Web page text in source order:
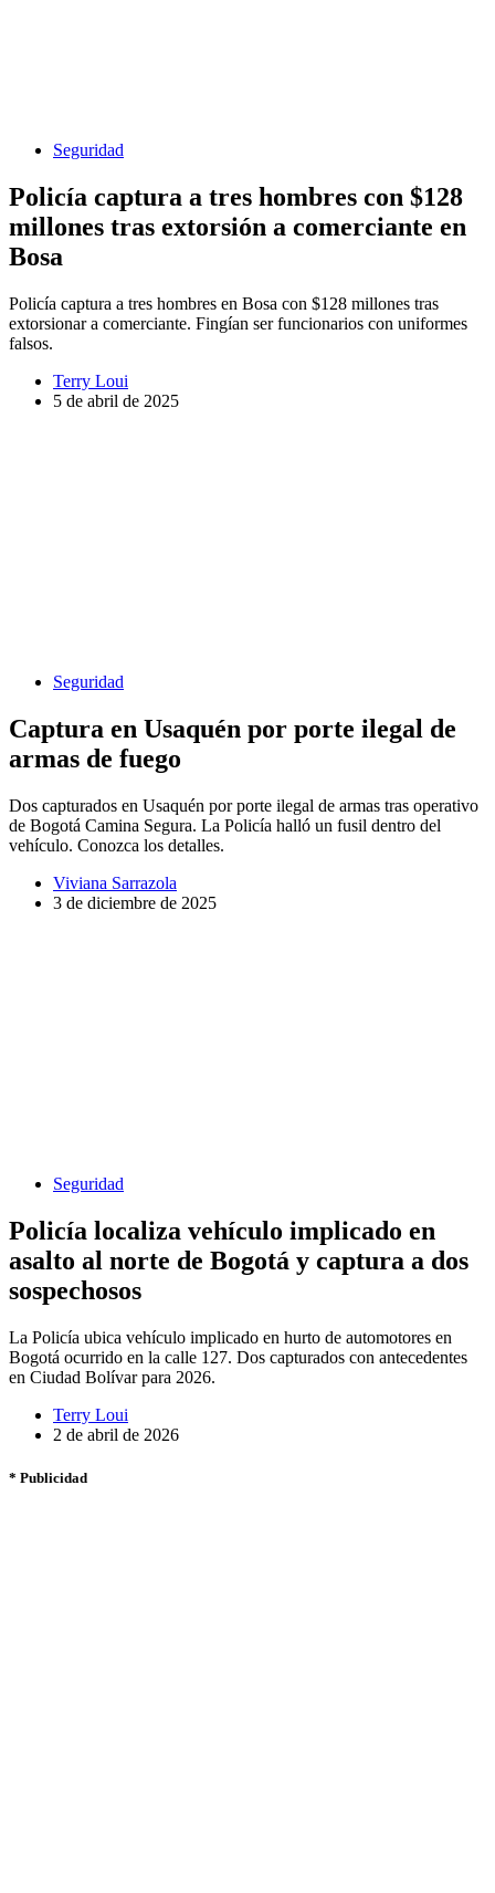
Seguridad
Policía captura a tres hombres con $128
millones tras extorsión a comerciante en
Bosa
Policía captura a tres hombres en Bosa con $128 millones tras
extorsionar a comerciante. Fingían ser funcionarios con uniformes
falsos.
Terry Loui
5 de abril de 2025
Seguridad
Captura en Usaquén por porte ilegal de
armas de fuego
Dos capturados en Usaquén por porte ilegal de armas tras operativo
de Bogotá Camina Segura. La Policía halló un fusil dentro del
vehículo. Conozca los detalles.
Viviana Sarrazola
3 de diciembre de 2025
Seguridad
Policía localiza vehículo implicado en
asalto al norte de Bogotá y captura a dos
sospechosos
La Policía ubica vehículo implicado en hurto de automotores en
Bogotá ocurrido en la calle 127. Dos capturados con antecedentes
en Ciudad Bolívar para 2026.
Terry Loui
2 de abril de 2026
* Publicidad